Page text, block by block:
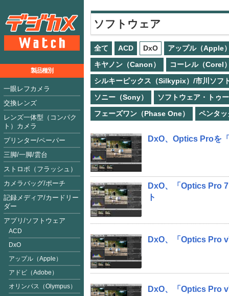
ソフトウェア
全て ACD DxO
アップル（Apple
キヤノン（Canon）
コーレル（Corel
シルキーピックス（Silkypix）/市川ソフ
ソニー（Sony）
ソフトウェア・トゥ
フェーズワン（Phase One）
ペンタ
DxO、Optics Proを
DxO、「Optics Pro
ト
DxO、「Optics Pro
DxO、「Optics Pro
製品種別
一眼レフカメラ
交換レンズ
レンズ一体型（コンパク
ト）カメラ
プリンター/ペーパー
三脚/一脚/雲台
ストロボ（フラッシュ）
カメラバッグ/ポーチ
記録メディア/カードリー
ダー
アプリ/ソフトウェア
ACD
DxO
アップル（Apple）
アドビ（Adobe）
オリンパス（Olympus）